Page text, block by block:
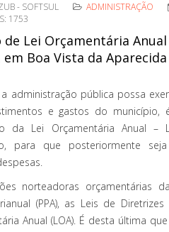
- SOFTSUL ADMINISTRAÇÃO
1753
de Lei Orçamentária
em Boa Vista da Aparecida
administração pública possa
e gastos do município,
da Lei Orçamentária Anual –
para que posteriormente
norteadoras orçamentárias
(PPA), as Leis de
Anual (LOA). É desta última